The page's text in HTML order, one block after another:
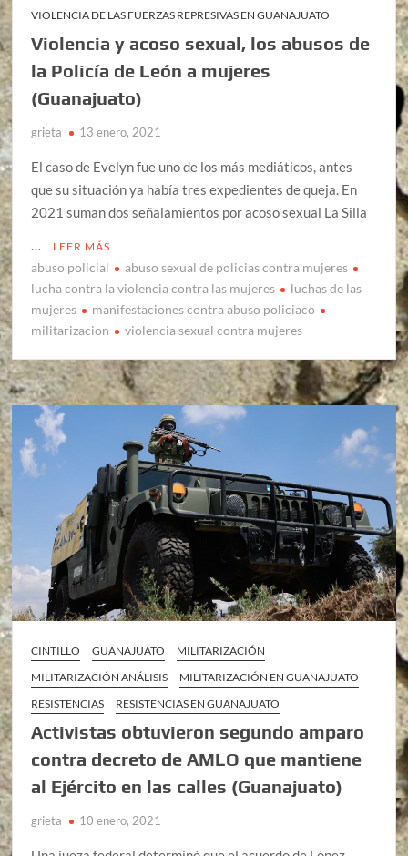
VIOLENCIA DE LAS FUERZAS REPRESIVAS EN GUANAJUATO
Violencia y acoso sexual, los abusos de
la Policía de León a mujeres
(Guanajuato)
grieta 13 enero, 2021
El caso de Evelyn fue uno de los más mediáticos, antes
que su situación ya había tres expedientes de queja. En
2021 suman dos señalamientos por acoso sexual La Silla
…
LEER MÁS
abuso policial
abuso sexual de policias contra mujeres
lucha contra la violencia contra las mujeres
luchas de las
mujeres
manifestaciones contra abuso policiaco
militarizacion
violencia sexual contra mujeres
CINTILLO GUANAJUATO
MILITARIZACIÓN
MILITARIZACIÓN ANÁLISIS
MILITARIZACIÓN EN GUANAJUATO
RESISTENCIAS
RESISTENCIAS EN GUANAJUATO
Activistas obtuvieron segundo amparo
contra decreto de AMLO que mantiene
al Ejército en las calles (Guanajuato)
grieta 10 enero, 2021